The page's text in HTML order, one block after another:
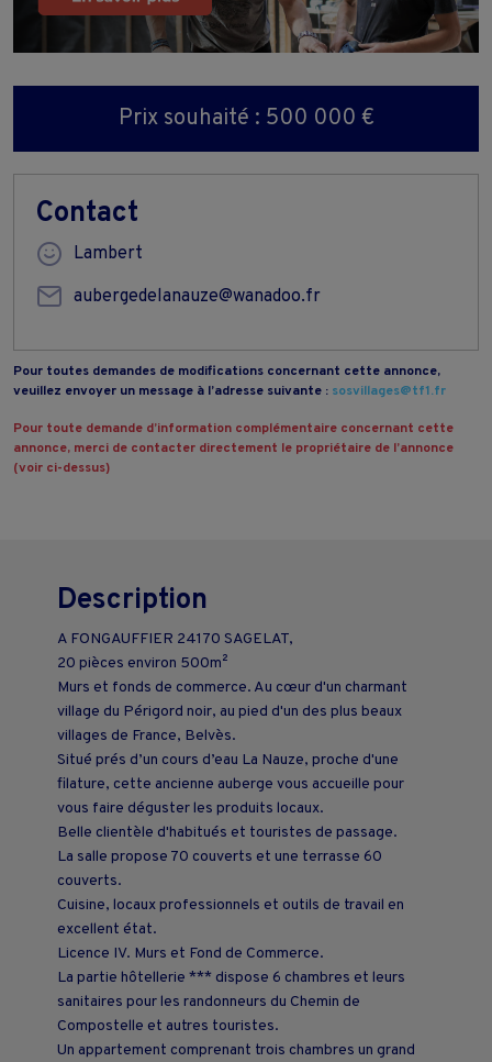
Prix souhaité : 500 000 €
Contact
Lambert
aubergedelanauze@wanadoo.fr
Pour toutes demandes de modifications concernant cette annonce,
veuillez envoyer un message à l’adresse suivante : sosvillages@tf1.fr
Pour toute demande d’information complémentaire concernant cette
annonce, merci de contacter directement le propriétaire de l’annonce
(voir ci-dessus)
Description
A FONGAUFFIER 24170 SAGELAT,
20 pièces environ 500m²
Murs et fonds de commerce. Au cœur d'un charmant
village du Périgord noir, au pied d'un des plus beaux
villages de France, Belvès.
Situé prés d’un cours d’eau La Nauze, proche d'une
filature, cette ancienne auberge vous accueille pour
vous faire déguster les produits locaux.
Belle clientèle d'habitués et touristes de passage.
La salle propose 70 couverts et une terrasse 60
couverts.
Cuisine, locaux professionnels et outils de travail en
excellent état.
Licence IV. Murs et Fond de Commerce.
La partie hôtellerie *** dispose 6 chambres et leurs
sanitaires pour les randonneurs du Chemin de
Compostelle et autres touristes.
Un appartement comprenant trois chambres un grand